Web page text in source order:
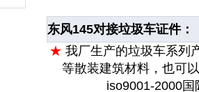
东风145对接垃圾车证件：
★ 我厂生产的垃圾车系列
等散装建筑材料，也可
iso9001-2000